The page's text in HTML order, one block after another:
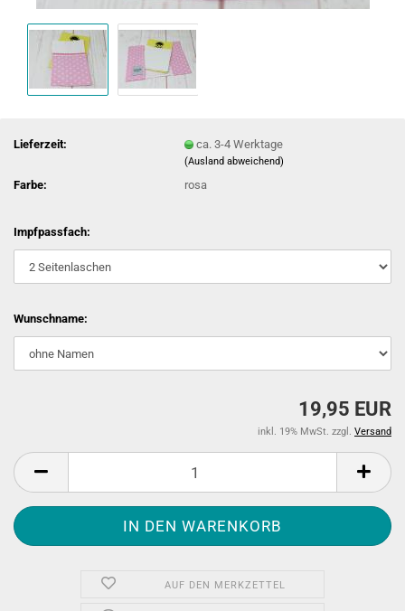
Lieferzeit: ca. 3-4 Werktage
(Ausland abweichend)
Farbe: rosa
Impfpassfach:
Wunschname:
19,95 EUR
inkl. 19% MwSt. zzgl. Versand
AUF DEN MERKZETTEL